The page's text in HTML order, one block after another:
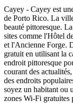
Cayey - Cayey est
de Porto Rico. La
beauté pittoresque.
sites comme l'Hôtel
et l'Ancienne Forge.
gratuit en utilisant la
endroit pittoresque
courant des
des endroits
soyez un habitant ou
zones Wi-Fi gratuites